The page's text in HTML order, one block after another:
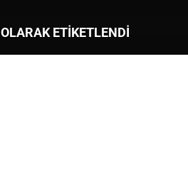
ETIKETLENDI